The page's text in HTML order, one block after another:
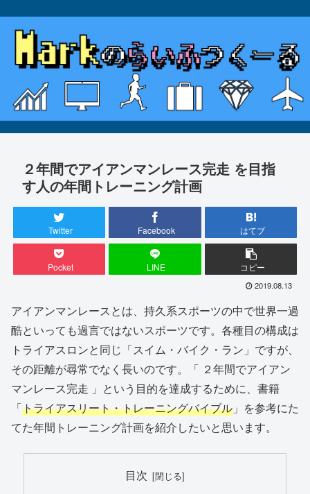
２年間でアイアンマンレース完走 を目指
す人の年間トレーニング計画
Twitter Facebook はてブ
Pocket LINE コピー
2019.08.13
アイアンマンレースとは、持久系スポーツの中で世界一過
酷といっても過言ではないスポーツです。各種目の構成は
トライアスロンと同じ「スイム・バイク・ラン」ですが、
その距離が尋常でなく長いのです。「 ２年間でアイアン
マンレース完走 」という目的を達成するために、書籍
「トライアスリート・トレーニングバイブル 」を参考にた
てた年間トレーニング計画を紹介したいと思います。
目次